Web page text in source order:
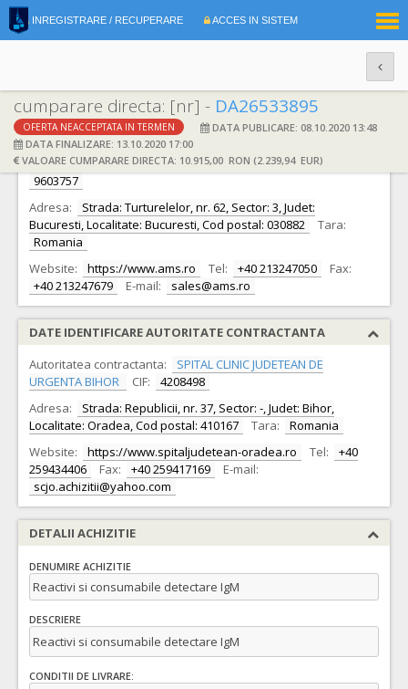
INREGISTRARE / RECUPERARE ACCES IN SISTEM
cumparare directa: [nr] - DA26533895
OFERTA NEACCEPTATA IN TERMEN
DATA PUBLICARE: 08.10.2020 13:48
DATA FINALIZARE: 13.10.2020 17:00
VALOARE CUMPARARE DIRECTA: 10.915,00 RON (2.239,94 EUR)
DATE IDENTIFICARE OFERTANT
Ofertant: S.C. A.M.S. 2000 TRADING IMPEX S.R.L.
CIF:
9603757
Adresa:
Strada: Turturelelor, nr. 62, Sector: 3, Judet:
Bucuresti, Localitate: Bucuresti, Cod postal: 030882
Tara:
Romania
Website:
https://www.ams.ro Tel: +40 213247050
Fax:
+40 213247679
E-mail: sales@ams.ro
DATE IDENTIFICARE AUTORITATE CONTRACTANTA
Autoritatea contractanta:
SPITAL CLINIC JUDETEAN DE
URGENTA BIHOR
CIF:
4208498
Adresa:
Strada: Republicii, nr. 37, Sector: -, Judet: Bihor,
Localitate: Oradea, Cod postal: 410167
Tara:
Romania
Website:
https://www.spitaljudetean-oradea.ro Tel:
+40
259434406
Fax: +40 259417169
E-mail:
scjo.achizitii@yahoo.com
DETALII ACHIZITIE
DENUMIRE ACHIZITIE
Reactivi si consumabile detectare IgM
DESCRIERE
Reactivi si consumabile detectare IgM
CONDITII DE LIVRARE: